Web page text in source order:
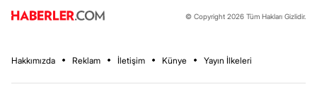
© Copyright 2026 Tüm Hakları Gizlidir.
Hakkımızda Reklam İletişim Künye Yayın İlkeleri